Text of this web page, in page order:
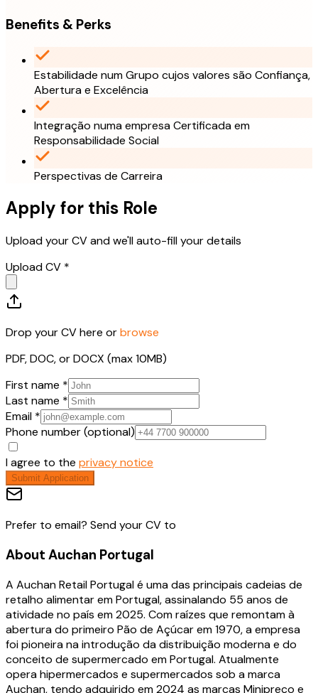
Benefits & Perks
Estabilidade num Grupo cujos valores são Confiança,
Abertura e Excelência
Integração numa empresa Certificada em
Responsabilidade Social
Perspectivas de Carreira
Apply for this Role
Upload your CV and we'll auto-fill your details
Upload CV *
Drop your CV here orbrowse
PDF, DOC, or DOCX (max 10MB)
First name *
Last name *
Email *
Phone number (optional)
I agree to the privacy notice
Submit Application
Prefer to email? Send your CV to
About Auchan Portugal
A Auchan Retail Portugal é uma das principais cadeias de
retalho alimentar em Portugal, assinalando 55 anos de
atividade no país em 2025. Com raízes que remontam à
abertura do primeiro Pão de Açúcar em 1970, a empresa
foi pioneira na introdução da distribuição moderna e do
conceito de supermercado em Portugal. Atualmente
opera hipermercados e supermercados sob a marca
Auchan, tendo adquirido em 2024 as marcas Minipreço e